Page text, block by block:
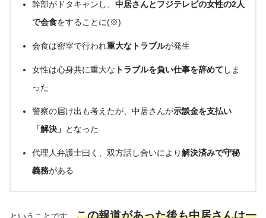
幹部がドタキャンし、 中居さんとフジテレビの女性の2人
で会食をすることに(※)
会食は密室で行われ重大なトラブルが発生
女性は心身共に重大な トラブルを負い仕事を辞めて しま
った
警察の届け出も考えたが、中居さんが示談金を支払い
「解決」 となった
代理人弁護士曰く、双方話し合いにより解決済みで守秘
義務がある
ということです。 この報道があった後も中居さんは一